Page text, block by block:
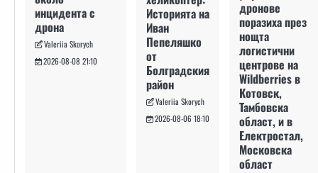
инцидента с
дрона
Valeriia Skorych
2026-08-08 21:10
Историята на
Иван
Пепеляшко
от
Болградския
район
Valeriia Skorych
2026-08-06 18:10
дронове
поразиха през
нощта
логистични
центрове на
Wildberries в
Котовск,
Тамбовска
област, и в
Електростал,
Московска
област